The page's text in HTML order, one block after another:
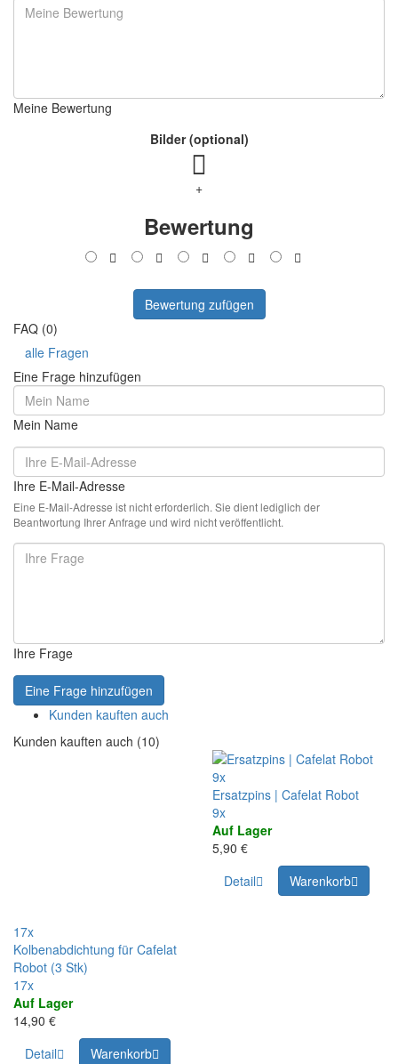
Meine Bewertung
Bilder (optional)
+
Bewertung
Bewertung zufügen
FAQ (0)
alle Fragen
Eine Frage hinzufügen
Mein Name
Ihre E-Mail-Adresse
Eine E-Mail-Adresse ist nicht erforderlich. Sie dient lediglich der
Beantwortung Ihrer Anfrage und wird nicht veröffentlicht.
Ihre Frage
Eine Frage hinzufügen
Kunden kauften auch
Kunden kauften auch (10)
17x
Kolbenabdichtung für Cafelat
Robot (3 Stk)
17x
Auf Lager
14,90 €
Detail
Warenkorb
9x
Ersatzpins | Cafelat Robot
9x
Auf Lager
5,90 €
Detail
Warenkorb